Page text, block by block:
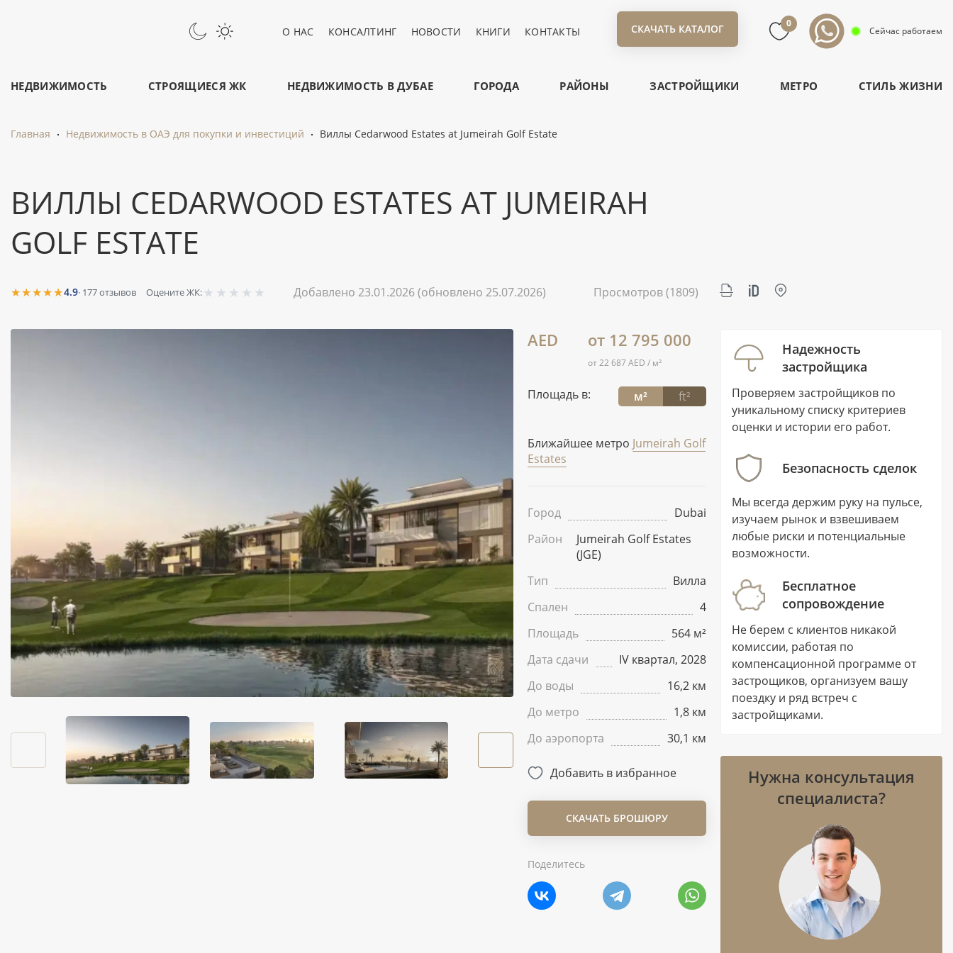
О НАС КОНСАЛТИНГ НОВОСТИ КНИГИ КОНТАКТЫ СКАЧАТЬ КАТАЛОГ 0
Сейчас работаем
НЕДВИЖИМОСТЬ СТРОЯЩИЕСЯ ЖК НЕДВИЖИМОСТЬ В ДУБАЕ ГОРОДА РАЙОНЫ ЗАСТРОЙЩИКИ МЕТРО СТИЛЬ ЖИЗНИ
Главная Недвижимость в ОАЭ для покупки и инвестиций Виллы Cedarwood Estates at Jumeirah Golf Estate
ВИЛЛЫ CEDARWOOD ESTATES AT JUMEIRAH
GOLF ESTATE
★★★★★4.9· 177отзывов Оцените ЖК:★ ★ ★ ★ ★ Добавлено 23.01.2026(обновлено 25.07.2026) Просмотров(1809)
AED от 12 795 000
от 22 687 AED / м²
Площадь в: м² ft²
Ближайшее метро Jumeirah Golf
Estates
Город
Dubai
Район
Jumeirah Golf Estates
(JGE)
Тип
Вилла
Спален
4
Площадь
564 м²
Дата сдачи
IV квартал, 2028
До воды
16,2 км
До метро
1,8 км
До аэропорта
30,1 км
Добавить в избранное
СКАЧАТЬ БРОШЮРУ
Поделитесь
Надежность
застройщика
Проверяем застройщиков по
уникальному списку критериев
оценки и истории его работ.
Безопасность сделок
Мы всегда держим руку на пульсе,
изучаем рынок и взвешиваем
любые риски и потенциальные
возможности.
Бесплатное
сопровождение
Не берем с клиентов никакой
комиссии, работая по
компенсационной программе от
застрощиков, организуем вашу
поездку и ряд встреч с
застройщиками.
Нужна консультация
специалиста?